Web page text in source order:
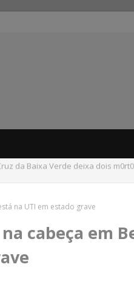
problemas nas compras
na UTI em estado grave
cabeça em